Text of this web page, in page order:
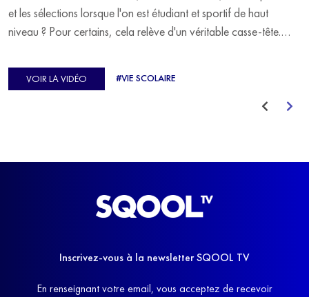
et les sélections lorsque l'on est étudiant et sportif de haut
niveau ? Pour certains, cela relève d'un véritable casse-tête.
d'Europe de Horse-ball, qui a failli abandonner ses études
avant de trouver un nouvel équilibre.
VOIR LA VIDÉO #VIE SCOLAIRE
Inscrivez-vous à la newsletter SQOOL TV
En renseignant votre email, vous acceptez de recevoir